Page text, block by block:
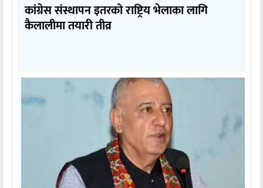
कांग्रेस संस्थापन इतरको राष्ट्रिय भेलाका लागि
कैलालीमा तयारी तीव्र